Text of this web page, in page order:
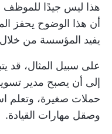
هذا ليس جيدًا
أن هذا الوضوح يحفز
يفيد المؤسسة من
على سبيل المثال، قد
إلى أن يصبح مدير
حملات صغيرة، وتعلم
وصقل مهارات القيادة.